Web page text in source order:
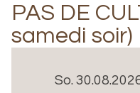
PAS DE
samedi soir)
So.